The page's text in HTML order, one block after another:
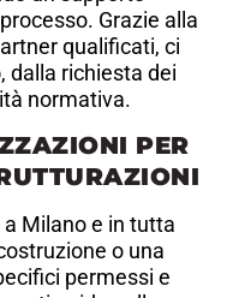
Grazie alla
qualificati, ci
dalla richiesta dei
normativa.
PER
Milano e in tutta
o una
permessi e